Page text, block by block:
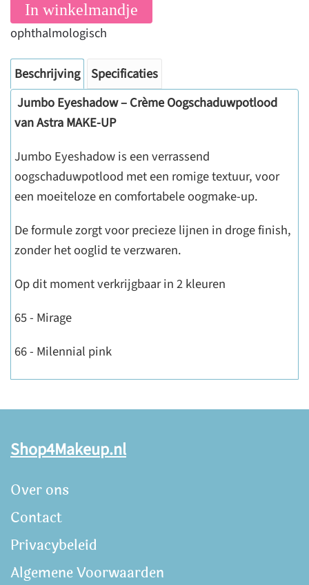
In winkelmandje
ophthalmologisch
Beschrijving
Specificaties
Jumbo Eyeshadow – Crème Oogschaduwpotlood
van Astra MAKE-UP
Jumbo Eyeshadow is een verrassend
oogschaduwpotlood met een romige textuur, voor
een moeiteloze en comfortabele oogmake-up.
De formule zorgt voor precieze lijnen in droge finish,
zonder het ooglid te verzwaren.
Op dit moment verkrijgbaar in 2 kleuren
65 - Mirage
66 - Milennial pink
Shop4Makeup.nl
Over ons
Contact
Privacybeleid
Algemene Voorwaarden